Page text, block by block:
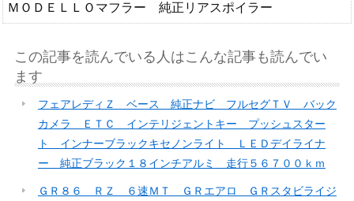
ＭＯＤＥＬＬＯマフラー 純正リアスポイラー
この記事を読んでいる人はこんな記事も読んでい
ます
フェアレディＺ ベース 純正ナビ フルセグＴＶ バック
カメラ ＥＴＣ インテリジェントキー プッシュスター
ト インナーブラックキセノンライト ＬＥＤデイライナ
ー 純正ブラック１８インチアルミ 走行５６７００ｋｍ
ＧＲ８６ ＲＺ ６速ＭＴ ＧＲエアロ ＧＲスタビライジ